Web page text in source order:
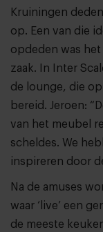
Kruiningen
op. Een van die
opdeden was
zaak. In Inter
de lounge, die
bereid. Jeroen:
van het meubel
scheldes. We
inspireren door
Na de amuses
waar ‘live’ een
de meeste